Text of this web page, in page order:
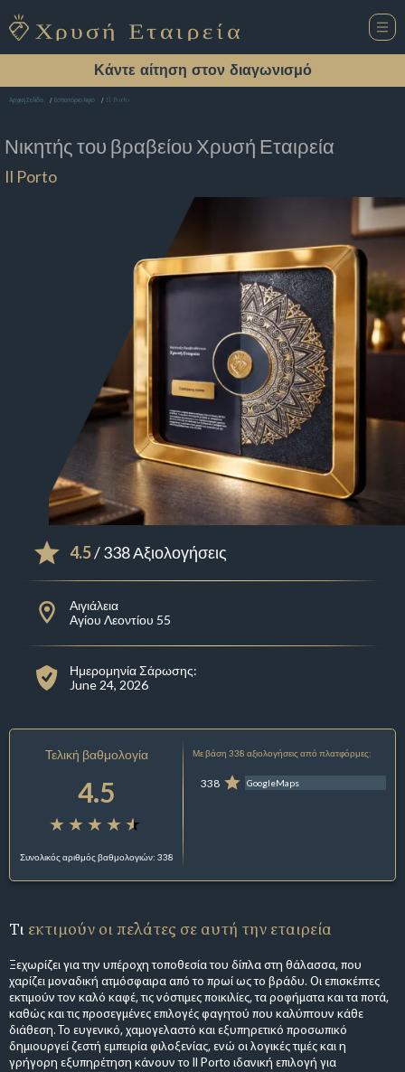
Κάντε αίτηση στον διαγωνισμό
Αρχική Σελίδα Εστιατόριο Αιγιο Il Porto
Νικητής του βραβείου Χρυσή Εταιρεία
Il Porto
4.5/ 338 Αξιολογήσεις
Αιγιάλεια
Αγίου Λεοντίου 55
Ημερομηνία Σάρωσης:
June 24, 2026
Τελική βαθμολογία
4.5
Συνολικός αριθμός βαθμολογιών: 338
Με βάση 338 αξιολογήσεις από πλατφόρμες:
338 GoogleMaps
Τι εκτιμούν οι πελάτες σε αυτή την εταιρεία
Ξεχωρίζει για την υπέροχη τοποθεσία του δίπλα στη θάλασσα, που
χαρίζει μοναδική ατμόσφαιρα από το πρωί ως το βράδυ. Οι επισκέπτες
εκτιμούν τον καλό καφέ, τις νόστιμες ποικιλίες, τα ροφήματα και τα ποτά,
καθώς και τις προσεγμένες επιλογές φαγητού που καλύπτουν κάθε
διάθεση. Το ευγενικό, χαμογελαστό και εξυπηρετικό προσωπικό
δημιουργεί ζεστή εμπειρία φιλοξενίας, ενώ οι λογικές τιμές και η
γρήγορη εξυπηρέτηση κάνουν το Il Porto ιδανική επιλογή για